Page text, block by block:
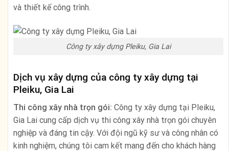
và thiết kế công trình.
Công ty xây dựng Pleiku, Gia Lai
Dịch vụ xây dựng của công ty xây dựng tại
Pleiku, Gia Lai
Thi công xây nhà trọn gói: Công ty xây dựng tại Pleiku,
Gia Lai cung cấp dịch vụ thi công xây nhà trọn gói chuyên
nghiệp và đáng tin cậy. Với đội ngũ kỹ sư và công nhân có
kinh nghiệm, chúng tôi cam kết mang đến cho khách hàng